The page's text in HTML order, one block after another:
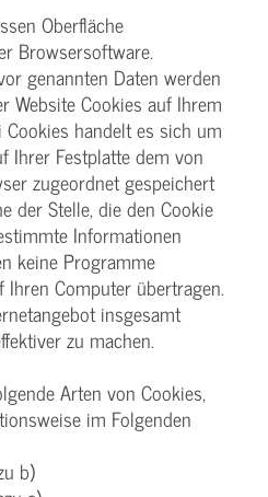
Oberfläche
Browsersoftware.
genannten Daten werden
Website Cookies auf Ihrem
handelt es sich um
Ihrer Festplatte dem von
zugeordnet gespeichert
der Stelle, die den Cookie
Informationen
keine Programme
Computer übertragen.
insgesamt
zu machen.
Arten von Cookies,
im Folgenden
b)